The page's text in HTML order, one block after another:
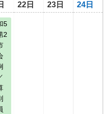
22日 23日 24日
5
2